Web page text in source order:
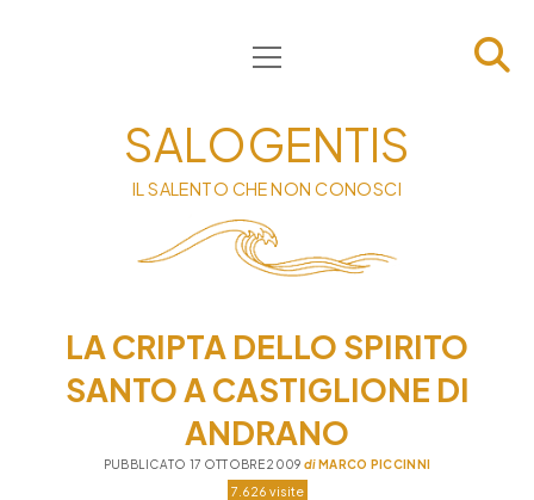
HOME
INFORMATIVA
CONTATTI
PRIVACY & COOKIE POLICY
apri
menu
SALOGENTIS
IL SALENTO CHE NON CONOSCI
LA CRIPTA DELLO SPIRITO
SANTO A CASTIGLIONE DI
ANDRANO
PUBBLICATO 17 OTTOBRE 2009 diMARCO PICCINNI
7.626 visite